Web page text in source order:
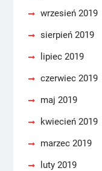
wrzesień 2019
sierpień 2019
lipiec 2019
czerwiec 2019
maj 2019
kwiecień 2019
marzec 2019
luty 2019